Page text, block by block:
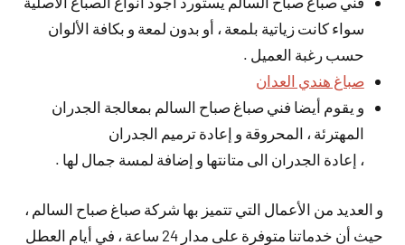
سواء كانت زياتية بلمعة ، أو بدون لمعة و بكافة الألوان
حسب رغبة العميل .
صباغ هندي العدان
و يقوم أيضا فني صباغ صباح السالم بمعالجة الجدران
المهترئة ، المحروقة و إعادة ترميم الجدران
، إعادة الجدران الى متانتها و إضافة لمسة جمال لها .
و العديد من الأعمال التي تتميز بها شركة صباغ صباح السالم ،
حيث أن خدماتنا متوفرة على مدار 24 ساعة ، في أيام العطل